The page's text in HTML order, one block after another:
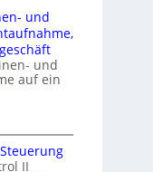
und
und
auf ein
II